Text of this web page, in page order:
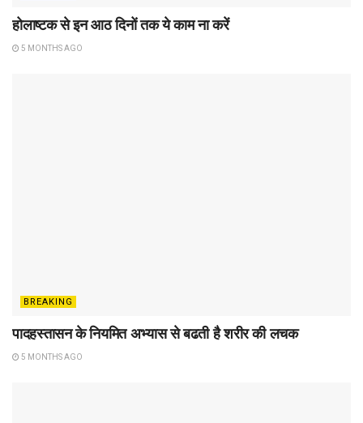
होलाष्टक से इन आठ दिनों तक ये काम ना करें
5 MONTHS AGO
BREAKING
पादहस्तासन के नियमित अभ्यास से बढती है शरीर की लचक
5 MONTHS AGO